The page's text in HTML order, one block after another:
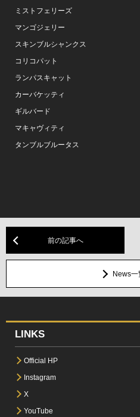
ミストフェリー
マンゴジェリ
スキンブルシャン
コリコパッ
ランパスキャッ
カーバケッテ
ギルバード
マキャヴィテ
タンブルブルー
前の記事へ
News一
LINKS
Official HP
Instagram
X
YouTube